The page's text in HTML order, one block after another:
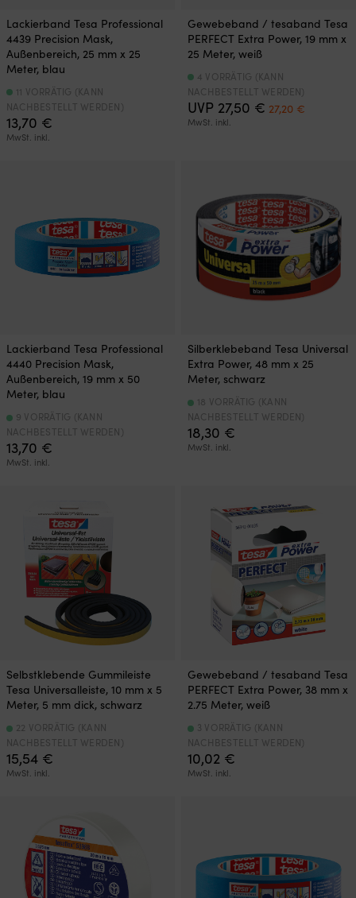
Lackierband Tesa Professional
4439 Precision Mask,
Außenbereich, 25 mm x 25
Meter, blau
13,70 €
MwSt. inkl.
11 VORRÄTIG (KANN
NACHBESTELLT WERDEN)
Gewebeband / tesaband Tesa
PERFECT Extra Power, 19 mm x
25 Meter, weiß
UVP 27,50 € Ursprünglicher
Preis
27,20 €Aktueller
MwSt. inkl.
4 VORRÄTIG (KANN
NACHBESTELLT WERDEN)
Lackierband Tesa Professional
4440 Precision Mask,
Außenbereich, 19 mm x 50
Meter, blau
13,70 €
MwSt. inkl.
9 VORRÄTIG (KANN
NACHBESTELLT WERDEN)
Silberklebeband Tesa Universal
Extra Power, 48 mm x 25
Meter, schwarz
18,30 €
MwSt. inkl.
18 VORRÄTIG (KANN
NACHBESTELLT WERDEN)
Selbstklebende Gummileiste
Tesa Universalleiste, 10 mm x 5
Meter, 5 mm dick, schwarz
15,54 €
MwSt. inkl.
22 VORRÄTIG (KANN
NACHBESTELLT WERDEN)
Gewebeband / tesaband Tesa
PERFECT Extra Power, 38 mm x
2.75 Meter, weiß
10,02 €
MwSt. inkl.
3 VORRÄTIG (KANN
NACHBESTELLT WERDEN)